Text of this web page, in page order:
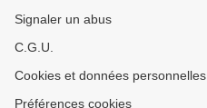
Signaler un abus
C.G.U.
Cookies et données personnelles
Préférences cookies